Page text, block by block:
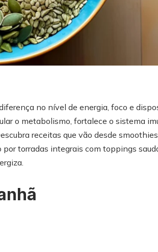
no nível de energia, foco e
o metabolismo, fortalece o sistema
receitas que vão desde smoothies
torradas integrais com toppings